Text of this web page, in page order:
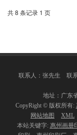
共 8 条记录 1 页
联系人：张先生 联
地址：广东
CopyRight © 版权所有:
网站地图
XML
本站关键字: 惠州画册